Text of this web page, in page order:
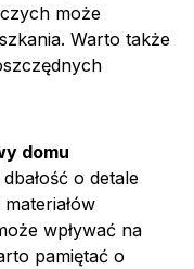
może
Warto także
domu
dbałość o detale
wpływać na
pamiętać o